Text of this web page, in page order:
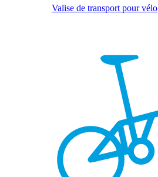
Valise de transport pour vélo